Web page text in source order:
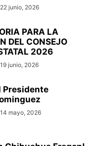
22 junio, 2026
PARA LA
DEL CONSEJO
2026
19 junio, 2026
Presidente
14 mayo, 2026